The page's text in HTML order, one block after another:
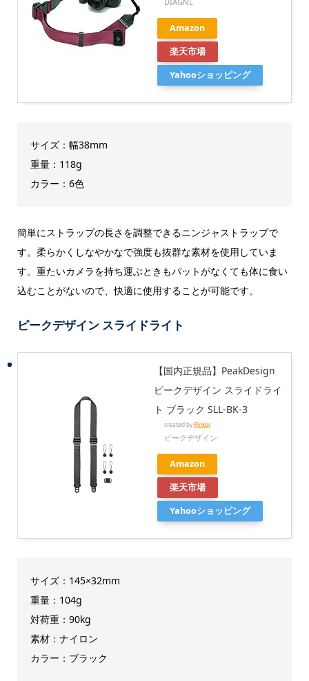
Amazon
楽天市場
Yahooショッピング
サイズ：幅38mm
重量：118g
カラー：6色
簡単にストラップの長さを調整できるニンジャストラップで
す。柔らかくしなやかなで強度も抜群な素材を使用していま
す。重たいカメラを持ち運ぶときもパットがなくても体に食い
込むことがないので、快適に使用することが可能です。
ピークデザイン スライドライト
【国内正規品】PeakDesign
ピークデザイン スライドライ
ト ブラック SLL-BK-3
created byRinker
ピークデザイン
Amazon
楽天市場
Yahooショッピング
サイズ：145×32mm
重量：104g
対荷重：90kg
素材：ナイロン
カラー：ブラック